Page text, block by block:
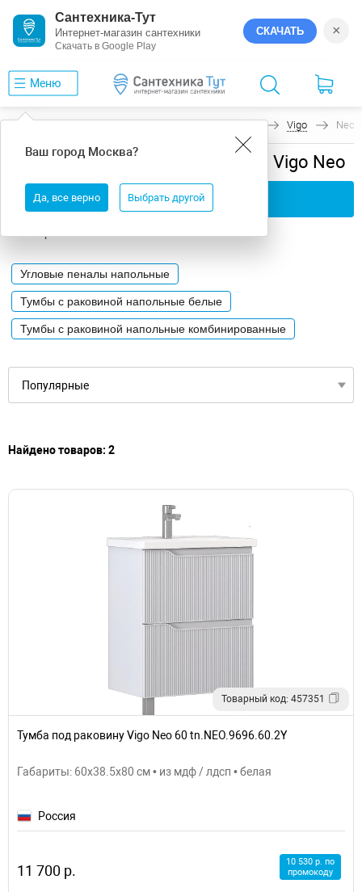
Сантехника-Тут
Интернет-магазин сантехники
Скачать в Google Play
СКАЧАТЬ ×
Меню
Ваш город Москва?
Да, все верно Выбрать другой
Vigo Neo
Мебель для ванной напольная Vigo Neo
Применить фильтры
Угловые пеналы напольные
Тумбы с раковиной напольные белые
Тумбы с раковиной напольные комбинированные
Найдено товаров: 2
Товарный код: 457351
Тумба под раковину Vigo Neo 60 tn.NEO.9696.60.2Y
Габариты: 60x38.5x80 см • из мдф / лдсп • белая
Россия
11 700 р.
10 530 р. по
промокоду